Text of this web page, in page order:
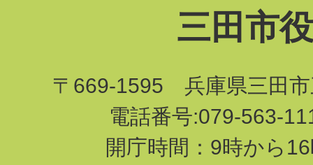
三田市
〒669-1595 兵庫県三田市
電話番号:079-563-
開庁時間：9時から